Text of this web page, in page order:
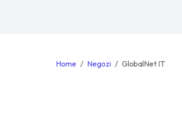
Home Negozi GlobalNet IT